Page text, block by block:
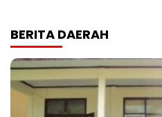
BERITA DAERAH